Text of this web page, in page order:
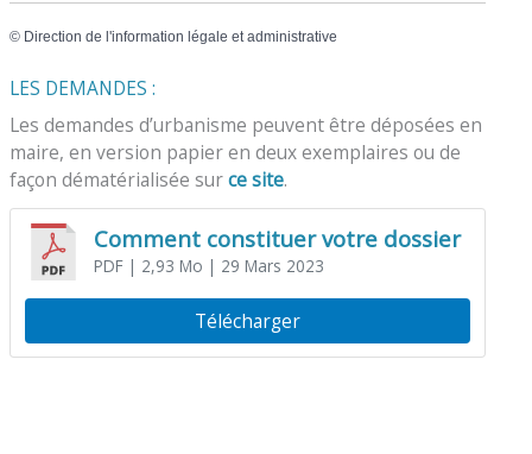
© Direction de l'information légale et administrative
LES DEMANDES :
Les demandes d’urbanisme peuvent être déposées en
maire, en version papier en deux exemplaires ou de
façon dématérialisée surce site.
Comment constituer votre dossier
PDF| 2,93 Mo | 29 Mars 2023
Télécharger